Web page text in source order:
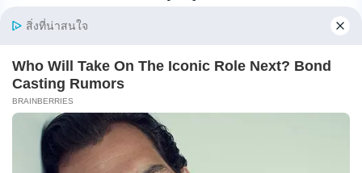
/
ไม่
ผ่าน
ภาค
ก
สามารถ
18150 / สมัคร 13 – 25 สิงหาคม 2569
ตำแหน่งนักวิ…
อ่านรายละเอียด
การ
คลัง